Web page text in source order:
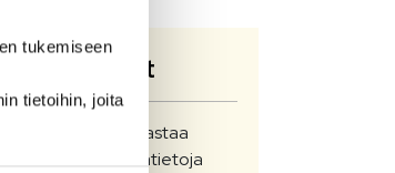
tukemiseen
tietoihin, joita
Yhteystiedot
Kirjaston numero vastaa
aukioloaikoina. Lisätietoja